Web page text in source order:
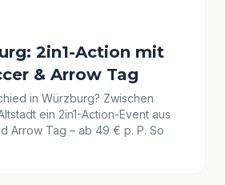
2in1-Action mit
& Arrow Tag
in Würzburg? Zwischen
ein 2in1-Action-Event aus
Arrow Tag – ab 49 € p. P. So